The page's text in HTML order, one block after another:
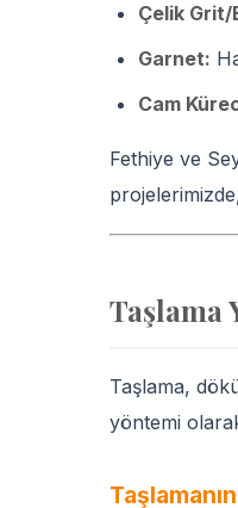
Çelik Grit/
Garnet:
Cam
Fethiye ve
Taşlama
Taşlama,
yöntemi